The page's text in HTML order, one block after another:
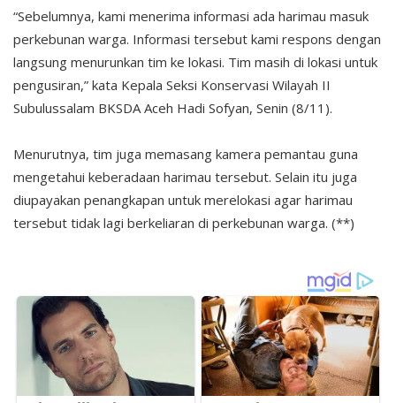
“Sebelumnya, kami menerima informasi ada harimau masuk
perkebunan warga. Informasi tersebut kami respons dengan
langsung menurunkan tim ke lokasi. Tim masih di lokasi untuk
pengusiran,” kata Kepala Seksi Konservasi Wilayah II
Subulussalam BKSDA Aceh Hadi Sofyan, Senin (8/11).
Menurutnya, tim juga memasang kamera pemantau guna
mengetahui keberadaan harimau tersebut. Selain itu juga
diupayakan penangkapan untuk merelokasi agar harimau
tersebut tidak lagi berkeliaran di perkebunan warga. (**)